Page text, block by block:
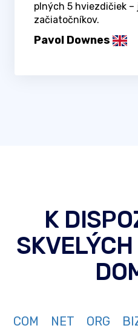
plných 5 hviezdičiek
začiatočníkov.
Pavol Downes
K
COM NET ORG